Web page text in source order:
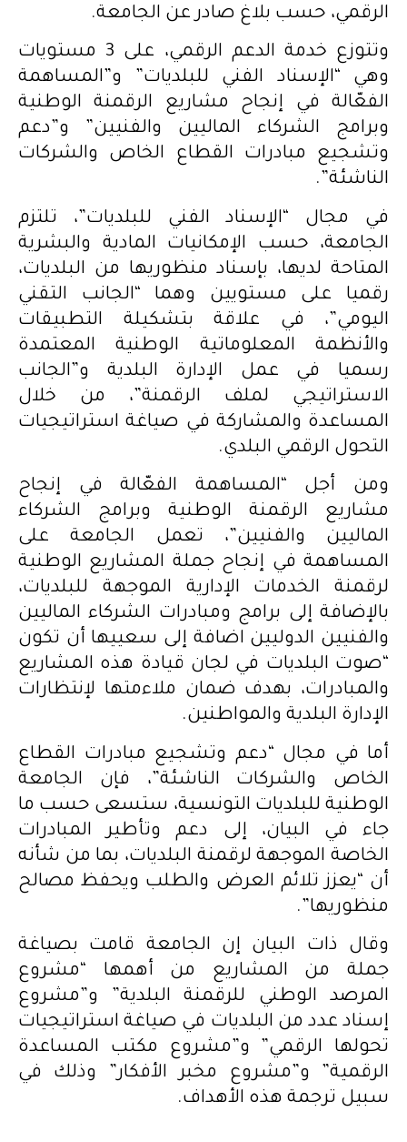
الرقمي، حسب بلاغ صادر عن الجامعة.
وتتوزع خدمة الدعم الرقمي، على 3 مستويات
وهي “الإسناد الفني للبلديات” و”المساهمة
الفعّالة في إنجاح مشاريع الرقمنة الوطنية
وبرامج الشركاء الماليين والفنيين” و”دعم
وتشجيع مبادرات القطاع الخاص والشركات
الناشئة”.
في مجال “الإسناد الفني للبلديات”، تلتزم
الجامعة، حسب الإمكانيات المادية والبشرية
المتاحة لديها، بإسناد منظوريها من البلديات،
رقميا على مستويين وهما “الجانب التقني
اليومي”، في علاقة بتشكيلة التطبيقات
والأنظمة المعلوماتية الوطنية المعتمدة
رسميا في عمل الإدارة البلدية و”الجانب
الاستراتيجي لملف الرقمنة”، من خلال
المساعدة والمشاركة في صياغة استراتيجيات
التحول الرقمي البلدي.
ومن أجل “المساهمة الفعّالة في إنجاح
مشاريع الرقمنة الوطنية وبرامج الشركاء
الماليين والفنيين”، تعمل الجامعة على
المساهمة في إنجاح جملة المشاريع الوطنية
لرقمنة الخدمات الإدارية الموجهة للبلديات،
بالإضافة إلى برامج ومبادرات الشركاء الماليين
والفنيين الدوليين اضافة إلى سعييها أن تكون
“صوت البلديات في لجان قيادة هذه المشاريع
والمبادرات، بهدف ضمان ملاءمتها لإنتظارات
الإدارة البلدية والمواطنين.
أما في مجال “دعم وتشجيع مبادرات القطاع
الخاص والشركات الناشئة”، فإن الجامعة
الوطنية للبلديات التونسية، ستسعى حسب ما
جاء في البيان، إلى دعم وتأطير المبادرات
الخاصة الموجهة لرقمنة البلديات، بما من شأنه
أن “يعزز تلائم العرض والطلب ويحفظ مصالح
منظوريها”.
وقال ذات البيان إن الجامعة قامت بصياغة
جملة من المشاريع من أهمها “مشروع
المرصد الوطني للرقمنة البلدية” و”مشروع
إسناد عدد من البلديات في صياغة استراتيجيات
تحولها الرقمي” و”مشروع مكتب المساعدة
الرقمية” و”مشروع مخبر الأفكار” وذلك في
سبيل ترجمة هذه الأهداف.